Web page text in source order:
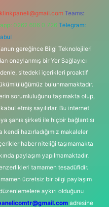
Teams:
0262 606 0 726 Telegram:
gereğince Bilgi Teknolojileri
onaylanmış bir Yer Sağlayıcı
sitedeki içerikleri proaktif
bulunmamaktadır.
sorumluluğunu taşımakta olup,
etmiş sayılırlar. Bu internet
şahıs şirketi ile hiçbir bağlantısı
hazırladığımız makaleler
haber niteliği taşımamakta
paylaşım yapılmamaktadır.
tamamen tesadüfidir.
ücretsiz bir bilgi paylaşım
aykırı olduğunu
adresine